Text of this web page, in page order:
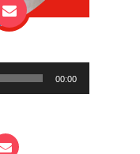
00:00